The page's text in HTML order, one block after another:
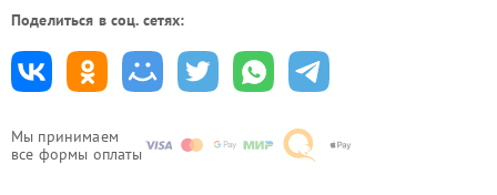
Мы принимаем
все формы оплаты
Поделиться в соц. сетях: